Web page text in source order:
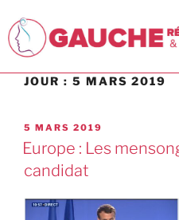
JOUR : 5 MARS 2019
5 MARS 2019
Europe : Les
candidat